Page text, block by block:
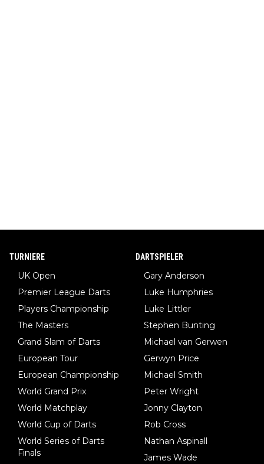
TURNIERE
UK Open
Premier League Darts
Players Championship
The Masters
Grand Slam of Darts
European Tour
European Championship
World Grand Prix
World Matchplay
World Cup of Darts
World Series of Darts
Finals
DARTSPIELER
Gary Anderson
Luke Humphries
Luke Littler
Stephen Bunting
Michael van Gerwen
Gerwyn Price
Michael Smith
Peter Wright
Jonny Clayton
Rob Cross
Nathan Aspinall
James Wade